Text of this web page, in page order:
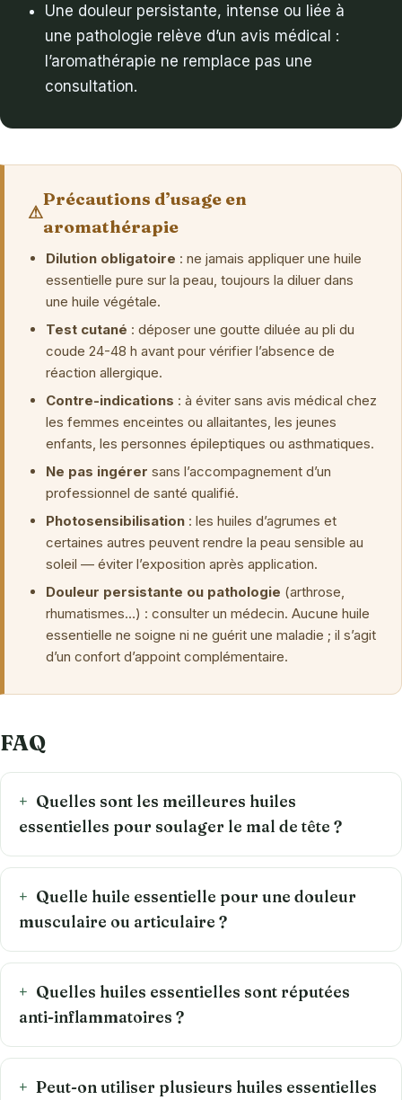
Une douleur persistante, intense ou liée à
une pathologie relève d’un avis médical :
l’aromathérapie ne remplace pas une
consultation.
⚠
Précautions d’usage en
aromathérapie
Dilution obligatoire : ne jamais appliquer une huile
essentielle pure sur la peau, toujours la diluer dans
une huile végétale.
Test cutané : déposer une goutte diluée au pli du
coude 24-48 h avant pour vérifier l’absence de
réaction allergique.
Contre-indications : à éviter sans avis médical chez
les femmes enceintes ou allaitantes, les jeunes
enfants, les personnes épileptiques ou asthmatiques.
Ne pas ingérer sans l’accompagnement d’un
professionnel de santé qualifié.
Photosensibilisation : les huiles d’agrumes et
certaines autres peuvent rendre la peau sensible au
soleil — éviter l’exposition après application.
Douleur persistante ou pathologie (arthrose,
rhumatismes…) : consulter un médecin. Aucune huile
essentielle ne soigne ni ne guérit une maladie ; il s’agit
d’un confort d’appoint complémentaire.
FAQ
Quelles sont les meilleures huiles
essentielles pour soulager le mal de tête ?
Quelle huile essentielle pour une douleur
musculaire ou articulaire ?
Quelles huiles essentielles sont réputées
anti-inflammatoires ?
Peut-on utiliser plusieurs huiles essentielles